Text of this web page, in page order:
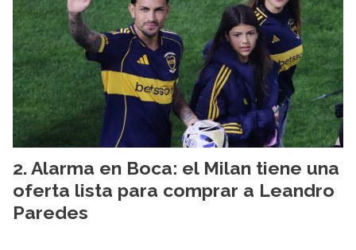
Alarma en Boca: el Milan tiene una
oferta lista para comprar a Leandro
Paredes